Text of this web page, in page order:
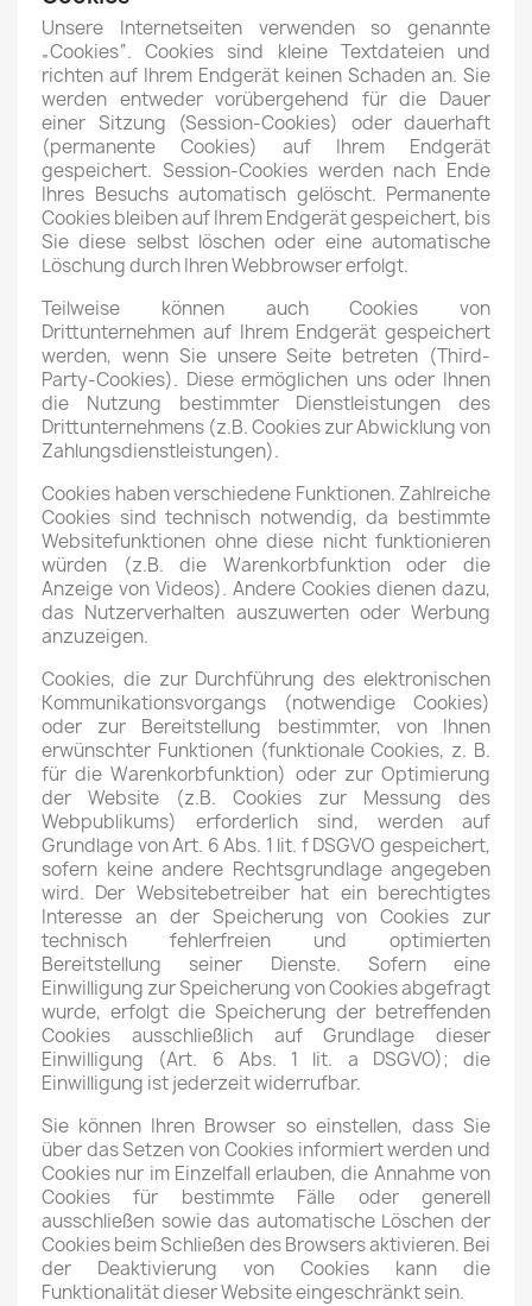
Unsere Internetseiten verwenden so genannte
„Cookies“. Cookies sind kleine Textdateien und
richten auf Ihrem Endgerät keinen Schaden an. Sie
werden entweder vorübergehend für die Dauer
einer Sitzung (Session-Cookies) oder dauerhaft
(permanente Cookies) auf Ihrem Endgerät
gespeichert. Session-Cookies werden nach Ende
Ihres Besuchs automatisch gelöscht. Permanente
Cookies bleiben auf Ihrem Endgerät gespeichert, bis
Sie diese selbst löschen oder eine automatische
Löschung durch Ihren Webbrowser erfolgt.
Teilweise können auch Cookies von
Drittunternehmen auf Ihrem Endgerät gespeichert
werden, wenn Sie unsere Seite betreten (Third-
Party-Cookies). Diese ermöglichen uns oder Ihnen
die Nutzung bestimmter Dienstleistungen des
Drittunternehmens (z.B. Cookies zur Abwicklung von
Zahlungsdienstleistungen).
Cookies haben verschiedene Funktionen. Zahlreiche
Cookies sind technisch notwendig, da bestimmte
Websitefunktionen ohne diese nicht funktionieren
würden (z.B. die Warenkorbfunktion oder die
Anzeige von Videos). Andere Cookies dienen dazu,
das Nutzerverhalten auszuwerten oder Werbung
anzuzeigen.
Cookies, die zur Durchführung des elektronischen
Kommunikationsvorgangs (notwendige Cookies)
oder zur Bereitstellung bestimmter, von Ihnen
erwünschter Funktionen (funktionale Cookies, z. B.
für die Warenkorbfunktion) oder zur Optimierung
der Website (z.B. Cookies zur Messung des
Webpublikums) erforderlich sind, werden auf
Grundlage von Art. 6 Abs. 1 lit. f DSGVO gespeichert,
sofern keine andere Rechtsgrundlage angegeben
wird. Der Websitebetreiber hat ein berechtigtes
Interesse an der Speicherung von Cookies zur
technisch fehlerfreien und optimierten
Bereitstellung seiner Dienste. Sofern eine
Einwilligung zur Speicherung von Cookies abgefragt
wurde, erfolgt die Speicherung der betreffenden
Cookies ausschließlich auf Grundlage dieser
Einwilligung (Art. 6 Abs. 1 lit. a DSGVO); die
Einwilligung ist jederzeit widerrufbar.
Sie können Ihren Browser so einstellen, dass Sie
über das Setzen von Cookies informiert werden und
Cookies nur im Einzelfall erlauben, die Annahme von
Cookies für bestimmte Fälle oder generell
ausschließen sowie das automatische Löschen der
Cookies beim Schließen des Browsers aktivieren. Bei
der Deaktivierung von Cookies kann die
Funktionalität dieser Website eingeschränkt sein.